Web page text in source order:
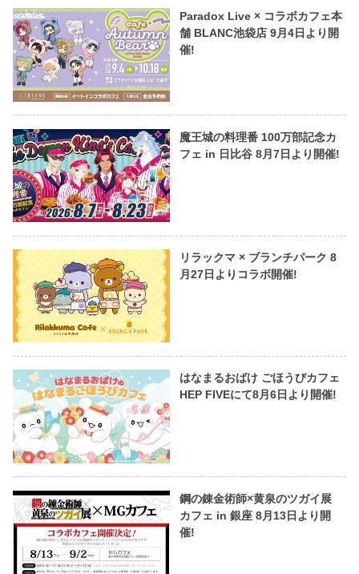
Paradox Live × コラボカフェ本
舗 BLANC池袋店 9月4日より開
催!
魔王城の料理番 100万部記念カ
フェ in 日比谷 8月7日より開催!
リラックマ × ブランチパーク 8
月27日よりコラボ開催!
はなまるおばけ ごほうびカフェ
HEP FIVEにて8月6日より開催!
鋼の錬金術師×黄泉のツガイ展
カフェ in 銀座 8月13日より開
催!